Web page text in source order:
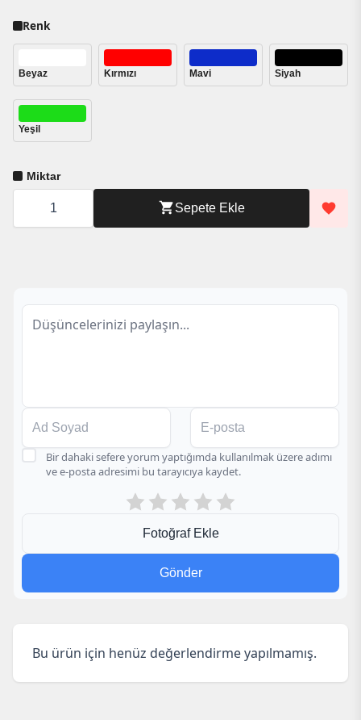
Renk
Beyaz Kırmızı Mavi Siyah
Yeşil
DualSense
Sepete Ekle
Bir dahaki sefere yorum yaptığımda kullanılmak üzere adımı
ve e-posta adresimi bu tarayıcıya kaydet.
Fotoğraf Ekle
Gönder
Bu ürün için henüz değerlendirme yapılmamış.